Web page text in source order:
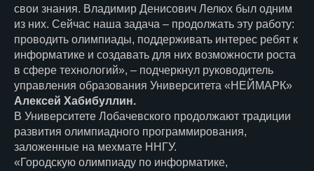
свои знания. Владимир Денисович Лелюх был одним
из них. Сейчас наша задача – продолжать эту работу:
проводить олимпиады, поддерживать интерес ребят к
информатике и создавать для них возможности роста
в сфере технологий», – подчеркнул руководитель
управления образования Университета «НЕЙМАРК»
Алексей Хабибуллин.
В Университете Лобачевского продолжают традиции
развития олимпиадного программирования,
заложенные на мехмате ННГУ.
«Городскую олимпиаду по информатике,